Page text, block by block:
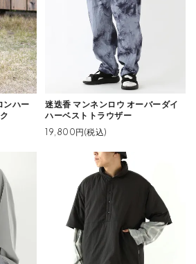
ンハー
迷迭香 マンネンロウ オーバーダイ
ハーベストトラウザー
19,800円(税込)